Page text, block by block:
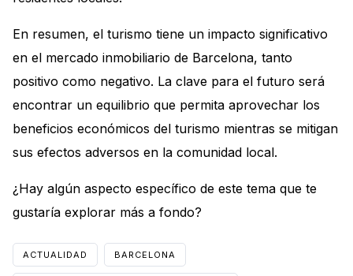
En resumen, el turismo tiene un impacto significativo
en el mercado inmobiliario de Barcelona, tanto
positivo como negativo. La clave para el futuro será
encontrar un equilibrio que permita aprovechar los
beneficios económicos del turismo mientras se mitigan
sus efectos adversos en la comunidad local.
¿Hay algún aspecto específico de este tema que te
gustaría explorar más a fondo?
ACTUALIDAD BARCELONA